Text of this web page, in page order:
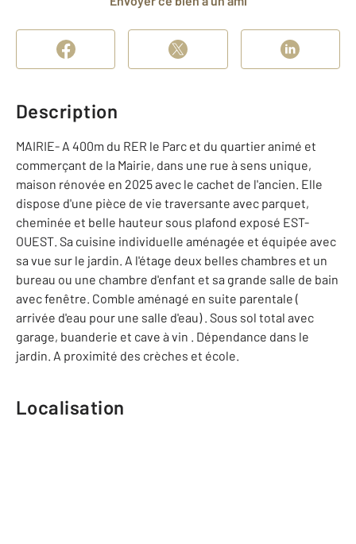
Description
MAIRIE- A 400m du RER le Parc et du quartier animé et
commerçant de la Mairie, dans une rue à sens unique,
maison rénovée en 2025 avec le cachet de l'ancien. Elle
dispose d'une pièce de vie traversante avec parquet,
cheminée et belle hauteur sous plafond exposé EST-
OUEST. Sa cuisine individuelle aménagée et équipée avec
sa vue sur le jardin. A l'étage deux belles chambres et un
bureau ou une chambre d'enfant et sa grande salle de bain
avec fenêtre. Comble aménagé en suite parentale (
arrivée d'eau pour une salle d'eau) . Sous sol total avec
garage, buanderie et cave à vin . Dépendance dans le
jardin. A proximité des crèches et école.
Localisation